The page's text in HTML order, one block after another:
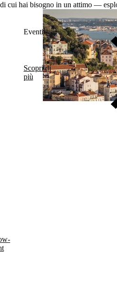
cui hai bisogno in un attimo —
Eventi
Scopri di
più